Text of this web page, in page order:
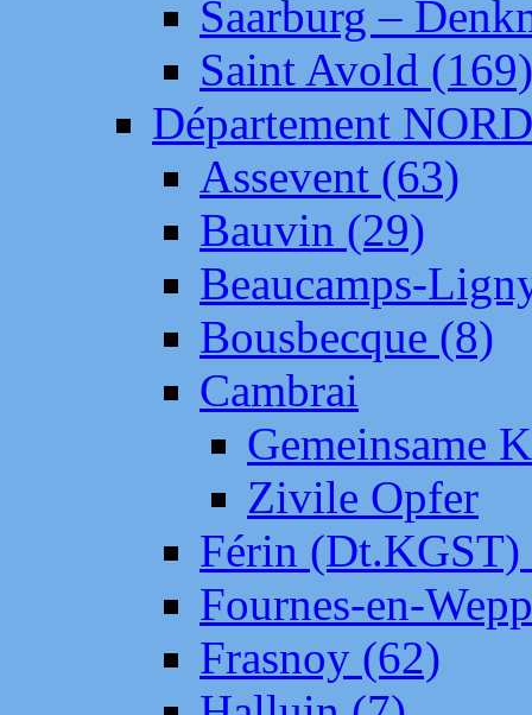
Saarburg –
Saint Avold (169)
Département NORD
Assevent (63)
Bauvin (29)
Beaucamps-
Bousbecque (8)
Cambrai
Gemeinsame
Zivile Opfer
Férin (Dt.KGST)
Fournes-en-
Frasnoy (62)